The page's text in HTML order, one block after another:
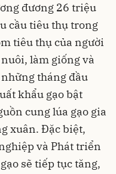
đương 26 triệu
cầu tiêu thụ trong
tiêu thụ của người
làm giống và
tháng đầu
khẩu gạo bật
cung lúa gạo gia
xuân. Đặc biệt,
và Phát triển
sẽ tiếp tục tăng,